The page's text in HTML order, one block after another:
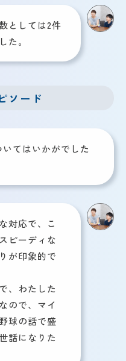
としては2件
た。
ソード
てはいかがでした
対応で、こ
ピーディな
が印象的で
、わたした
ので、マイ
球の話で盛
話になりた